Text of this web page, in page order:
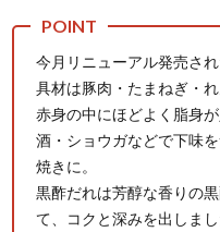
今月リニューアル発売さ
具材は豚肉・たまねぎ・
赤身の中にほどよく脂身
酒・ショウガなどで下味
焼きに。
黒酢だれは芳醇な香りの
て、コクと深みを出しまし